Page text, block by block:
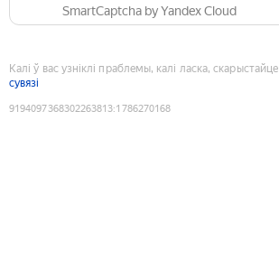
SmartCaptcha by Yandex Cloud
Калі ў вас узніклі праблемы, калі ласка, скарыстайце
сувязі
9194097368302263813:1786270168